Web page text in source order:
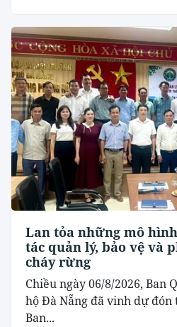
Lan tỏa những mô
tác quản lý, bảo vệ và
cháy rừng
Chiều ngày 06/8/2026, Ban
hộ Đà Nẵng đã vinh dự đón
Ban...